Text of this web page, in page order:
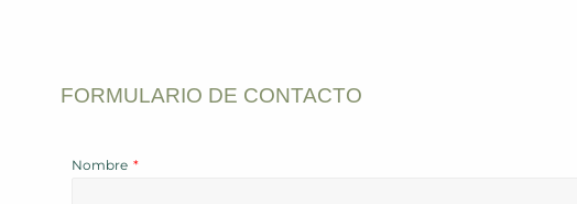
FORMULARIO DE CONTACTO
Nombre